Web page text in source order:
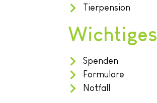
Tierpension
Wichtiges
Spenden
Formulare
Notfall